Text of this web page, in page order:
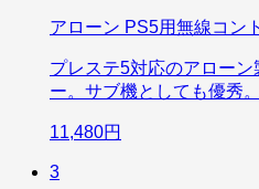
アローン PS5用無線コン
プレステ5対応のアロー
ー。サブ機としても優秀。
11,480円
3